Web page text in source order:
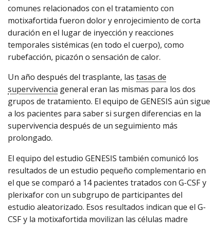
comunes relacionados con el tratamiento con
motixafortida fueron dolor y enrojecimiento de corta
duración en el lugar de inyección y reacciones
temporales sistémicas (en todo el cuerpo), como
rubefacción, picazón o sensación de calor.
Un año después del trasplante, las tasas de
supervivencia general eran las mismas para los dos
grupos de tratamiento. El equipo de GENESIS aún sigue
a los pacientes para saber si surgen diferencias en la
supervivencia después de un seguimiento más
prolongado.
El equipo del estudio GENESIS también comunicó los
resultados de un estudio pequeño complementario en
el que se comparó a 14 pacientes tratados con G-CSF y
plerixafor con un subgrupo de participantes del
estudio aleatorizado. Esos resultados indican que el G-
CSF y la motixafortida movilizan las células madre